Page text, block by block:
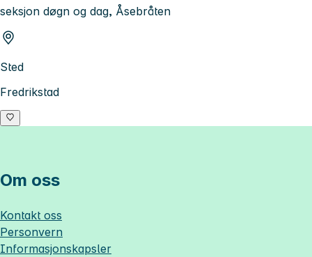
seksjon døgn og dag, Åsebråten
Sted
Fredrikstad
Om oss
Kontakt oss
Personvern
Informasjonskapsler